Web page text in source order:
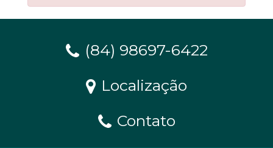
(84) 98697-6422
Localização
Contato